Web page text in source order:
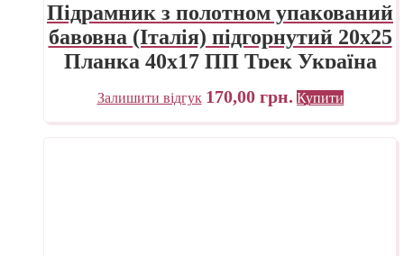
Підрамник з полотном упакований
бавовна (Італія) підгорнутий 20х25
Планка 40х17 ПП Трек Україна
Залишити відгук 170,00 грн. Купити